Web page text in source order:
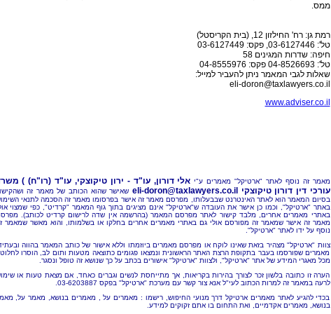
ממס.
רמת גן: רח' החילזון 12, (בית הקריסטל)
טל': 03-6127446, פקס: 03-6127449
חיפה: שדרות המגינים 58
טל': 04-8526693 פקס: 04-8555976
שאלות לגבי המאמר ניתן להעביר למייל:
eli-doron@taxlawyers.co.il
www.adviser.co.il
מאמר זה נוסף לאתר "ארטיקל" מאמרים ע"י אלי דורון, עו"ד - ירון טיקוצקי, עו"ד (רו"ח) )
עורכי דין דורון טיקוצקי
eli-doron@taxlawyers.co.il שאישר שהוא הכותב של מאמר זה
בסיום המאמר הוא לאתר האינטרנט שבבעלותו, מפרסם מאמר זה אישר בפרסומו מאמר זה הסכמה לתנאי
באתר "ארטיקל", וכמו כן אישר את העובדה ש"ארטיקל" אינם מציגים בתוך גוף המאמר "קרדיט", כפי שמצוי
באתרי מאמרים אחרים, מלבד קישור לאתר מפרסם המאמר (בהרשמה אין שדה לרישום קרדיט לכותב).
מאמר זה אישר שמאמר זה מפורסם אולי גם באתרי מאמרים אחרים בחלקו או בשלמותו, והוא מאשר שמאמר
נוסף על ידו לאתר "ארטיקל".
צוות "ארטיקל" מצהיר בזאת שאינו לוקח או מפרסם מאמרים ביוזמתו וללא אישור של כותב המאמר בהווה
מאמרים שפורסמו בעבר בתקופת הרצת האתר הראשונית ונמצאו פגומים כתוצאה מטעות ותום לב, הוסרו
מכל מאגרי המידע של אתר "ארטיקל", ולצוות "ארטיקל" אישורים בכתב על כך שנושא זה טופל ונסגר.
הערה זו כתובה בלשון זכר לצורך בהירות בקריאות, אך מתייחסת לנשים וגברים כאחד, אם מצאת טעות או
לרעה במאמר זה למרות הכתוב לעי"ל אנא צור קשר עם מערכת "ארטיקל" בפקס 03-6203887.
בכדי להגיע לאתר מאמרים ארטיקל דרך מנועי החיפוש, רישמו : מאמרים על , מאמרים בנושא, מאמר על,
בנושא, מאמרים אקדמיים, ואת התחום בו אתם זקוקים למידע.